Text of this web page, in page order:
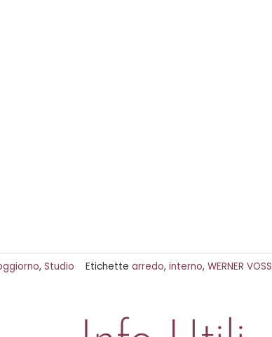
, Studio Etichette arredo, interno, WERNER VOSS